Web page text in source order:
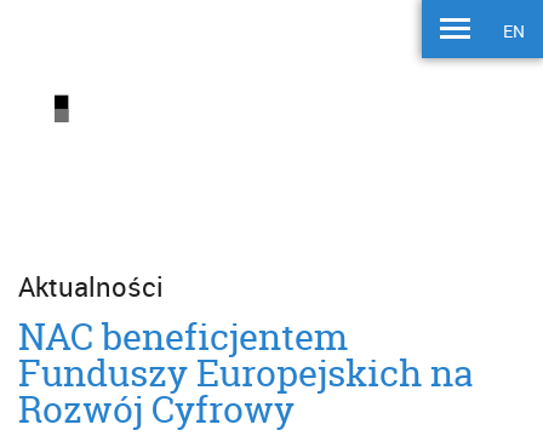
EN
Aktualności
NAC beneficjentem
Funduszy Europejskich na
Rozwój Cyfrowy